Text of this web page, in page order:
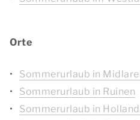
Orte
Sommerurlaub in
Sommerurlaub in Ruinen
Sommerurlaub in